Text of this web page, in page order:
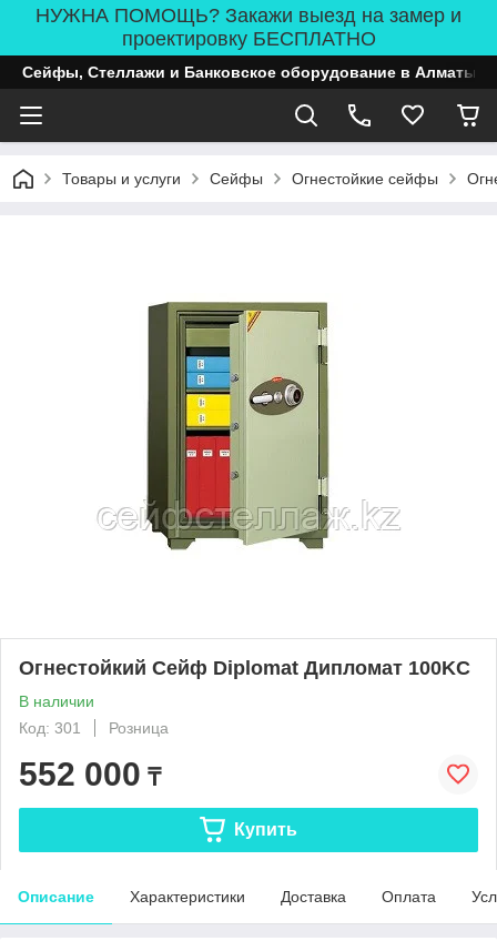
НУЖНА ПОМОЩЬ? Закажи выезд на замер и
проектировку БЕСПЛАТНО
Сейфы, Стеллажи и Банковское оборудование в Алматы
Товары и услуги Сейфы Огнестойкие сейфы
Огнестойкий Сейф Diplomat Дипломат 100KC
В наличии
Код: 301
Розница
552 000 ₸
Купить
Описание Характеристики Доставка Оплата